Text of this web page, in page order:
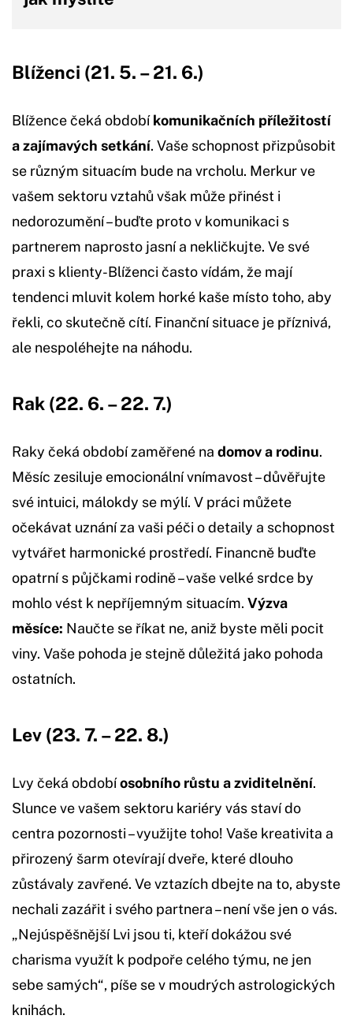
Blíženci (21. 5. – 21. 6.)
Blížence čeká obdobíkomunikačních příležitostí
a zajímavých setkání. Vaše schopnost přizpůsobit
se různým situacím bude na vrcholu. Merkur ve
vašem sektoru vztahů však může přinést i
nedorozumění – buďte proto v komunikaci s
partnerem naprosto jasní a nekličkujte. Ve své
praxi s klienty-Blíženci často vídám, že mají
tendenci mluvit kolem horké kaše místo toho, aby
řekli, co skutečně cítí. Finanční situace je příznivá,
ale nespoléhejte na náhodu.
Rak (22. 6. – 22. 7.)
Raky čeká období zaměřené na domov a rodinu.
Měsíc zesiluje emocionální vnímavost – důvěřujte
své intuici, málokdy se mýlí. V práci můžete
očekávat uznání za vaši péči o detaily a schopnost
vytvářet harmonické prostředí. Financně buďte
opatrní s půjčkami rodině – vaše velké srdce by
mohlo vést k nepříjemným situacím. Výzva
měsíce: Naučte se říkat ne, aniž byste měli pocit
viny. Vaše pohoda je stejně důležitá jako pohoda
ostatních.
Lev (23. 7. – 22. 8.)
Lvy čeká obdobíosobního růstu a zviditelnění.
Slunce ve vašem sektoru kariéry vás staví do
centra pozornosti – využijte toho! Vaše kreativita a
přirozený šarm otevírají dveře, které dlouho
zůstávaly zavřené. Ve vztazích dbejte na to, abyste
nechali zazářit i svého partnera – není vše jen o vás.
„Nejúspěšnější Lvi jsou ti, kteří dokážou své
charisma využít k podpoře celého týmu, ne jen
sebe samých“, píše se v moudrých astrologických
knihách.